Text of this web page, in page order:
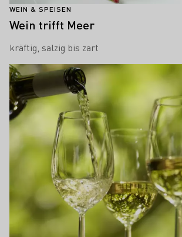
WEIN & SPEISEN
Wein trifft Meer
kräftig, salzig bis zart
Mehr erfahren